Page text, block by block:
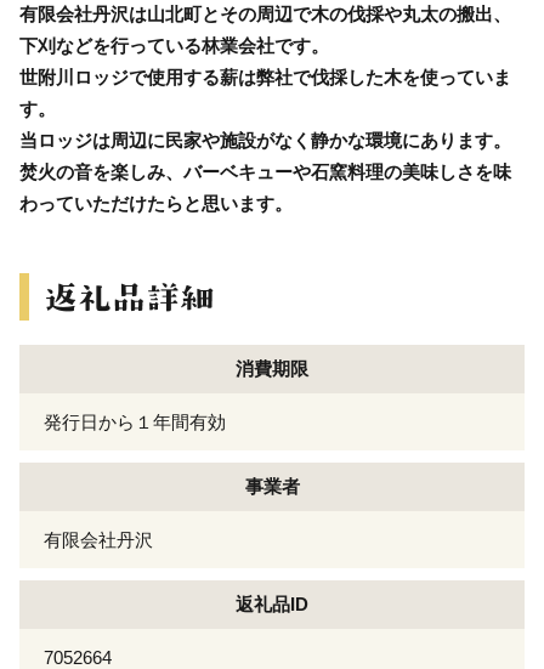
有限会社丹沢は山北町とその周辺で木の伐採や丸太の搬出、
下刈などを行っている林業会社です。
世附川ロッジで使用する薪は弊社で伐採した木を使っていま
す。
当ロッジは周辺に民家や施設がなく静かな環境にあります。
焚火の音を楽しみ、バーベキューや石窯料理の美味しさを味
わっていただけたらと思います。
消費期限
発行日から１年間有効
事業者
有限会社丹沢
返礼品ID
7052664